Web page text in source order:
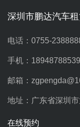
深圳市鹏达汽车租
电话：0755-
手机：18948788539
邮箱：
地址：广东省深圳
在线预约